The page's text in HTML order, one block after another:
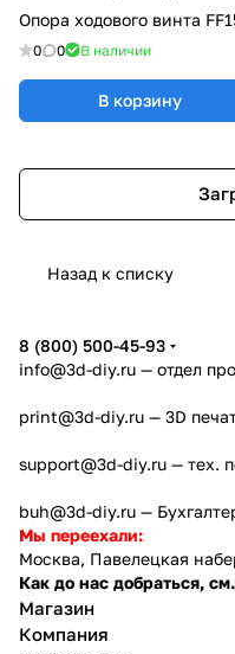
Опора ходового винта
0 0 В наличии
В корзину
Назад к списку
8 (800) 500-45-93
info@3d-diy.ru — отдел
print@3d-diy.ru — 3D
support@3d-diy.ru — тех.
buh@3d-diy.ru —
Мы переехали:
Москва, Павелецкая
Как до нас добраться,
Магазин
Компания